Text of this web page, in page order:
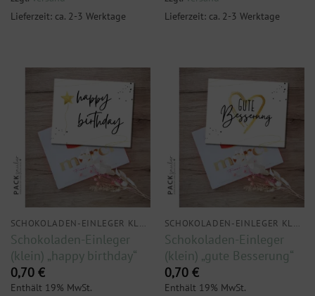
Lieferzeit: ca. 2-3 Werktage
Lieferzeit: ca. 2-3 Werktage
SCHOKOLADEN-EINLEGER KLEIN
Schokoladen-Einleger
(klein) „happy birthday“
0,70 €
Enthält 19% MwSt.
SCHOKOLADEN-EINLEGER KLEIN
Schokoladen-Einleger
(klein) „gute Besserung“
0,70 €
Enthält 19% MwSt.